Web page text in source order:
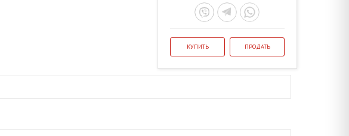
КУПИТЬ ПРОДАТЬ